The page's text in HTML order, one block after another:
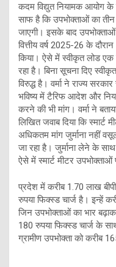
कदम विद्युत नियामक आयोग
साफ है कि उपभोक्ताओं का
जाएगी। इसके बाद
वित्तीय वर्ष 2025-26 के
किया। ऐसे में स्वीकृत लोड एक
रहा है। बिना सूचना दिए
विरुद्ध है। वर्मा ने राज्य
भविष्य में टैरिफ आदेश और
करने की भी मांग। वर्मा ने
लिखित जवाब दिया कि स्मार्ट
अधिकतम मांग जुर्माना नहीं
जा रहा है। जुर्माना लेने के साथ
ऐसे में स्मार्ट मीटर उपभोक्ताओं
प्रदेश में करीब 1.70 लाख
रुपया फिक्स्ड चार्ज है। इन्हें
जिन उपभोक्ताओं का भार
180 रुपया फिक्स्ड चार्ज के
ग्रामीण उपभोक्ता को करीब